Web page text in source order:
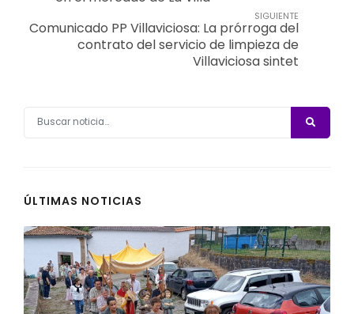
SIGUIENTE
Comunicado PP Villaviciosa: La prórroga del
contrato del servicio de limpieza de
Villaviciosa sintet
ÚLTIMAS NOTICIAS